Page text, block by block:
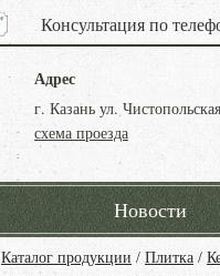
Консультация по
Адрес
г. Казань ул.
схема проезда
Новости
Каталог продукции / Плитка /